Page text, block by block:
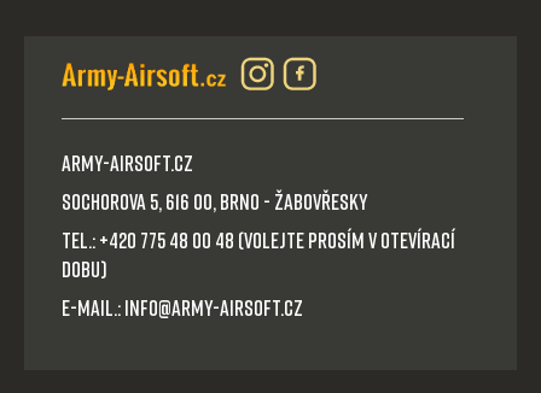
Army-Airsoft.cz
Sochorova 5, 616 00, Brno - Žabovřesky
Tel.: +420 775 48 00 48 (volejte prosím v otevírací
dobu)
E-mail.: info@army-airsoft.cz